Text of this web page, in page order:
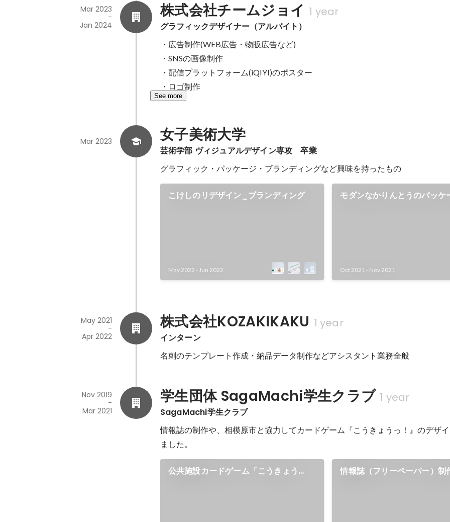
株式会社チームジョイ 1 year
グラフィックデザイナー（アルバイト）
Mar 2023
-
Jan 2024
・広告制作(WEB広告・物販広告など)
・SNSの画像制作
・配信プラットフォーム(iQIYI)のポスター
・ロゴ制作
See more
女子美術大学
芸術学部 ヴィジュアルデザイン専攻　卒業
Mar 2023
グラフィック・パッケージ・ブランディングなど興味を持ったもの
こけしのリデザイン_ブランディング
May 2022 -Jun 2022
モダンなかりんとうのパッケ
Oct 2021 - Nov 2021
株式会社KOZAKIKAKU 1 year
インターン
May 2021
-
Apr 2022
名刺のテンプレート作成・納品データ制作などアシスタント業務全般
学生団体 SagaMachi学生クラブ 1 year
SagaMachi学生クラブ
Nov 2019
-
Mar 2021
情報誌の制作や、相模原市と協力してカードゲーム『こうきょうっ！』のデザ
ました。
公共施設カードゲーム「こうきょう
情報誌（フリーペーパー）制